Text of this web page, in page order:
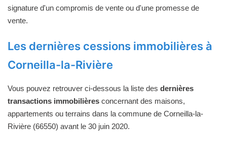
signature d'un compromis de vente ou d'une promesse de
vente.
Les dernières cessions immobilières à
Corneilla-la-Rivière
Vous pouvez retrouver ci-dessous la liste des dernières
transactions immobilières concernant des maisons,
appartements ou terrains dans la commune de Corneilla-la-
Rivière (66550) avant le 30 juin 2020.